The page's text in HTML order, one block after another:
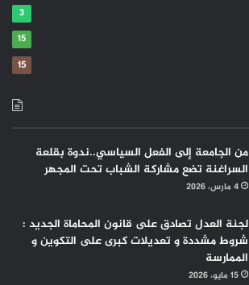
3
15
15
من الجامعة إلى الفعل السياسي..ندوة بقلعة
السراغنة تضع مشاركة الشباب تحت المجهر
4 مارس، 2026
لجنة العدل تصادق على قانون المحاماة الجديد :
شروط مشددة و تعديلات كبرى على التكوين و
الممارسة
15 مايو، 2026